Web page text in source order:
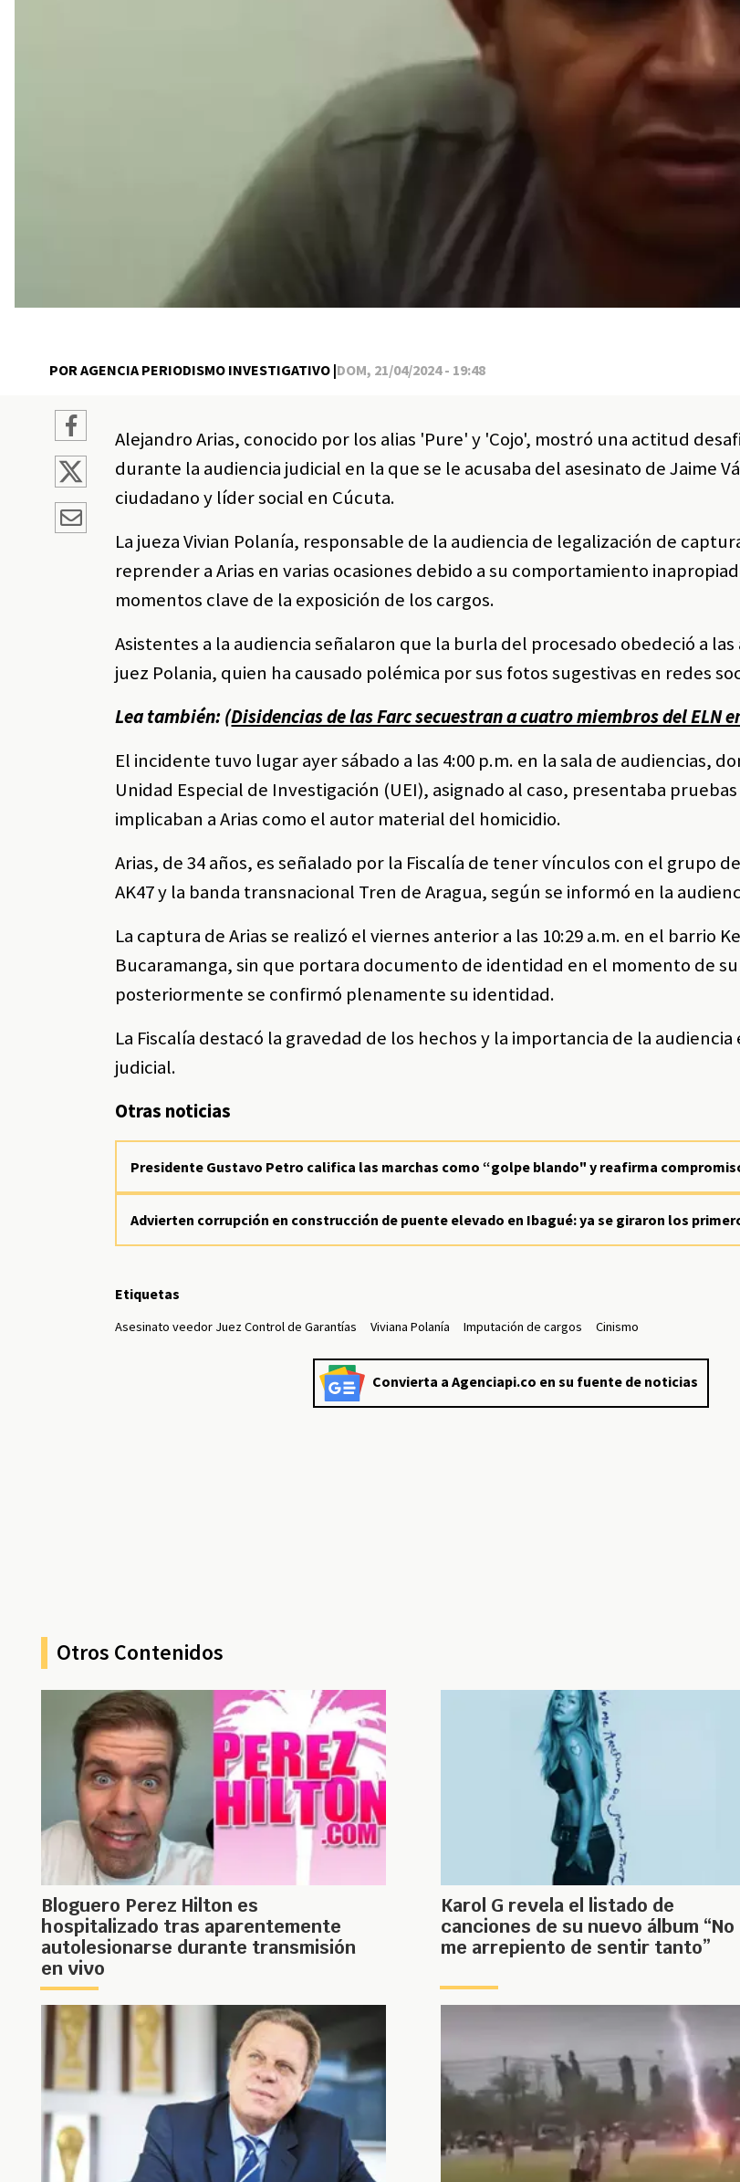
POR AGENCIA PERIODISMO INVESTIGATIVO |DOM, 21/04/2024 - 19:48
Alejandro Arias, conocido por los alias 'Pure' y 'Cojo', mostró una actitud
durante la audiencia judicial en la que se le acusaba del asesinato de Jaime
ciudadano y líder social en Cúcuta.
La jueza Vivian Polanía, responsable de la audiencia de legalización de
reprender a Arias en varias ocasiones debido a su comportamiento
momentos clave de la exposición de los cargos.
Asistentes a la audiencia señalaron que la burla del procesado obedeció a
juez Polania, quien ha causado polémica por sus fotos sugestivas en redes
Lea también: (Disidencias de las Farc secuestran a cuatro miembros del ELN
El incidente tuvo lugar ayer sábado a las 4:00 p.m. en la sala de audiencias,
Unidad Especial de Investigación (UEI), asignado al caso, presentaba
implicaban a Arias como el autor material del homicidio.
Arias, de 34 años, es señalado por la Fiscalía de tener vínculos con el grupo
AK47 y la banda transnacional Tren de Aragua, según se informó en la
La captura de Arias se realizó el viernes anterior a las 10:29 a.m. en el barrio
Bucaramanga, sin que portara documento de identidad en el momento de
posteriormente se confirmó plenamente su identidad.
La Fiscalía destacó la gravedad de los hechos y la importancia de la
judicial.
Otras noticias
Presidente Gustavo Petro califica las marchas como “golpe blando" y reafirma
Advierten corrupción en construcción de puente elevado en Ibagué: ya se giraron los
Etiquetas
Asesinato veedor Juez Control de Garantías Viviana Polanía Imputación de cargos Cinismo
Convierta a Agenciapi.co en su fuente de noticias
Otros Contenidos
Bloguero Perez Hilton es
hospitalizado tras aparentemente
autolesionarse durante transmisión
en vivo
Karol G revela el listado de
canciones de su nuevo álbum “No
me arrepiento de sentir tanto”